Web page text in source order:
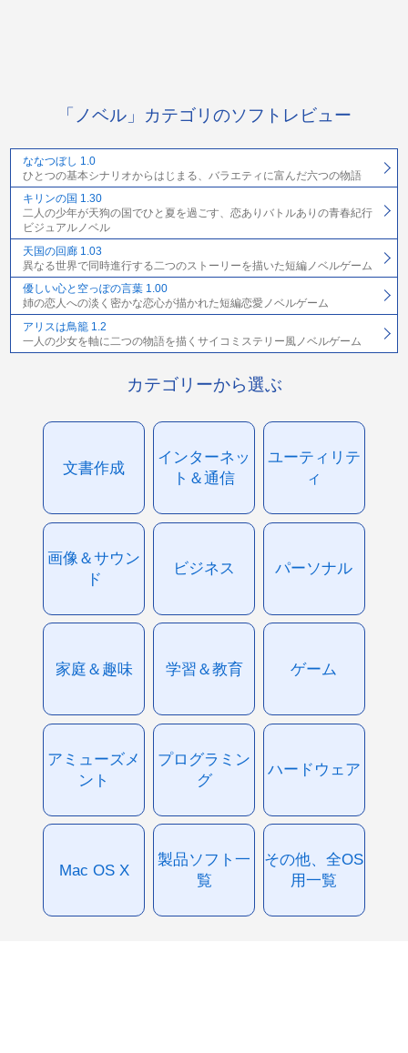
「ノベル」カテゴリのソフトレビュー
ななつぼし 1.0
ひとつの基本シナリオからはじまる、バラエティに富んだ六つの物語
キリンの国 1.30
二人の少年が天狗の国でひと夏を過ごす、恋ありバトルありの青春紀行
ビジュアルノベル
天国の回廊 1.03
異なる世界で同時進行する二つのストーリーを描いた短編ノベルゲーム
優しい心と空っぽの言葉 1.00
姉の恋人への淡く密かな恋心が描かれた短編恋愛ノベルゲーム
アリスは鳥籠 1.2
一人の少女を軸に二つの物語を描くサイコミステリー風ノベルゲーム
カテゴリーから選ぶ
文書作成
インターネッ
ト＆通信
ユーティリテ
ィ
画像＆サウン
ド
ビジネス パーソナル
家庭＆趣味 学習＆教育 ゲーム
アミューズメ
ント
プログラミン
グ
ハードウェア
Mac OS X
製品ソフト一
覧
その他、全OS
用一覧